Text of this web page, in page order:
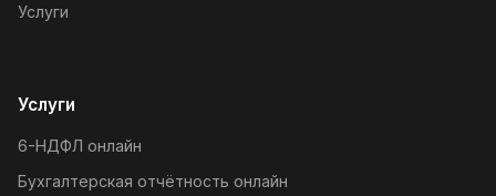
Услуги
Услуги
6-НДФЛ онлайн
Бухгалтерская отчётность онлайн